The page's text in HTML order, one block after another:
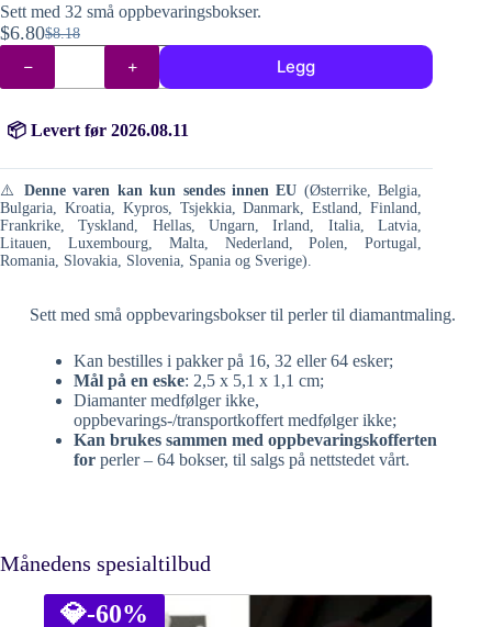
Sett med 32 små oppbevaringsbokser.
$8.18
Opprinnelig
var:
$6.80Nåværende
er:
«Tic
Tac»-
esker
perler
diamantmaling
antall
Legg
📦 Levert før 2026.08.11
⚠️ Denne varen kan kun sendes innen EU (Østerrike, Belgia,
Bulgaria, Kroatia, Kypros, Tsjekkia, Danmark, Estland, Finland,
Frankrike, Tyskland, Hellas, Ungarn, Irland, Italia, Latvia,
Litauen, Luxembourg, Malta, Nederland, Polen, Portugal,
Romania, Slovakia, Slovenia, Spania og Sverige).
Sett med små oppbevaringsbokser til perler til diamantmaling.
Kan bestilles i pakker på 16, 32 eller 64 esker;
Mål på en eske: 2,5 x 5,1 x 1,1 cm;
Diamanter medfølger ikke,
oppbevarings-/transportkoffert medfølger ikke;
Kan brukes sammen med oppbevaringskofferten
forperler – 64 bokser, til salgs på nettstedet vårt.
Månedens spesialtilbud
💎-60%